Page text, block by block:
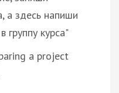
а здесь напиши
группу курса"
a project